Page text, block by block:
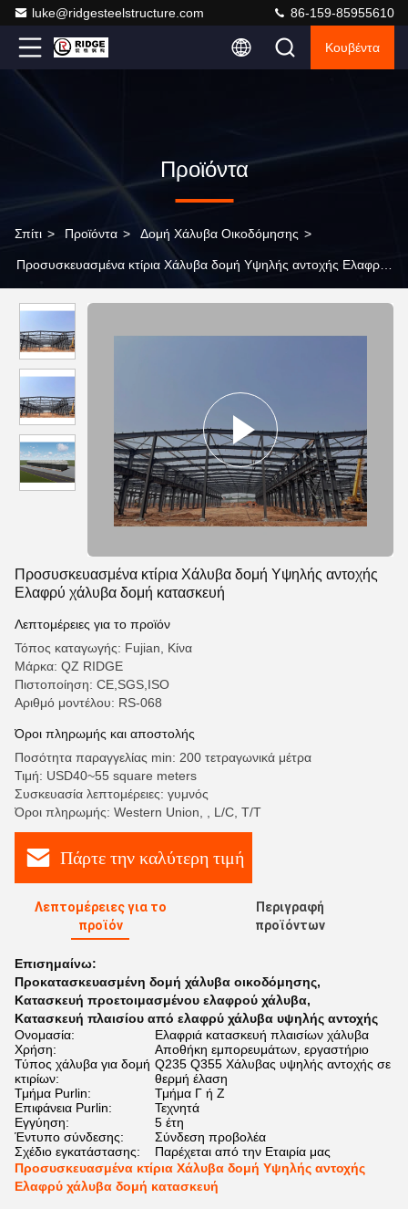
luke@ridgesteelstructure.com 86-159-85955610
Κουβέντα
Προϊόντα
Σπίτι > Προϊόντα > Δομή Χάλυβα Οικοδόμησης >
Προσυσκευασμένα κτίρια Χάλυβα δομή Υψηλής αντοχής Ελαφρύ
Προσυσκευασμένα κτίρια Χάλυβα δομή Υψηλής αντοχής
Ελαφρύ χάλυβα δομή κατασκευή
Λεπτομέρειες για το προϊόν
Τόπος καταγωγής: Fujian, Κίνα
Μάρκα: QZ RIDGE
Πιστοποίηση: CE,SGS,ISO
Αριθμό μοντέλου: RS-068
Όροι πληρωμής και αποστολής
Ποσότητα παραγγελίας min: 200 τετραγωνικά μέτρα
Τιμή: USD40~55 square meters
Συσκευασία λεπτομέρειες: γυμνός
Όροι πληρωμής: Western Union, , L/C, T/T
Πάρτε την καλύτερη τιμή
Λεπτομέρειες για το
προϊόν
Περιγραφή
προϊόντων
Επισημαίνω:
Προκατασκευασμένη δομή χάλυβα οικοδόμησης,
Κατασκευή προετοιμασμένου ελαφρού χάλυβα,
Κατασκευή πλαισίου από ελαφρύ χάλυβα υψηλής αντοχής
Ονομασία:
Ελαφριά κατασκευή πλαισίων χάλυβα
Χρήση:
Αποθήκη εμπορευμάτων, εργαστήριο
Τύπος χάλυβα για δομή
κτιρίων:
Q235 Q355 Χάλυβας υψηλής αντοχής σε
θερμή έλαση
Τμήμα Purlin:
Τμήμα Γ ή Ζ
Επιφάνεια Purlin:
Τεχνητά
Εγγύηση:
5 έτη
Έντυπο σύνδεσης:
Σύνδεση προβολέα
Σχέδιο εγκατάστασης:
Παρέχεται από την Εταιρία μας
Προσυσκευασμένα κτίρια Χάλυβα δομή Υψηλής αντοχής
Ελαφρύ χάλυβα δομή κατασκευή